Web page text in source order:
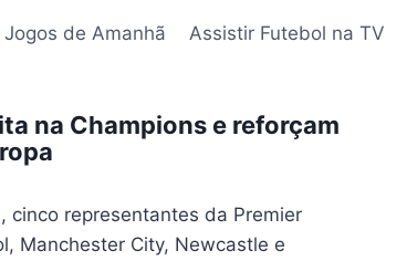
Jogos de Amanhã Assistir Futebol na TV
na Champions e reforçam
cinco representantes da Premier
Manchester City, Newcastle e